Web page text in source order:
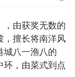
由获奖无数的
，擅长将南洋风
城八一渔八的
环，由菜式到点